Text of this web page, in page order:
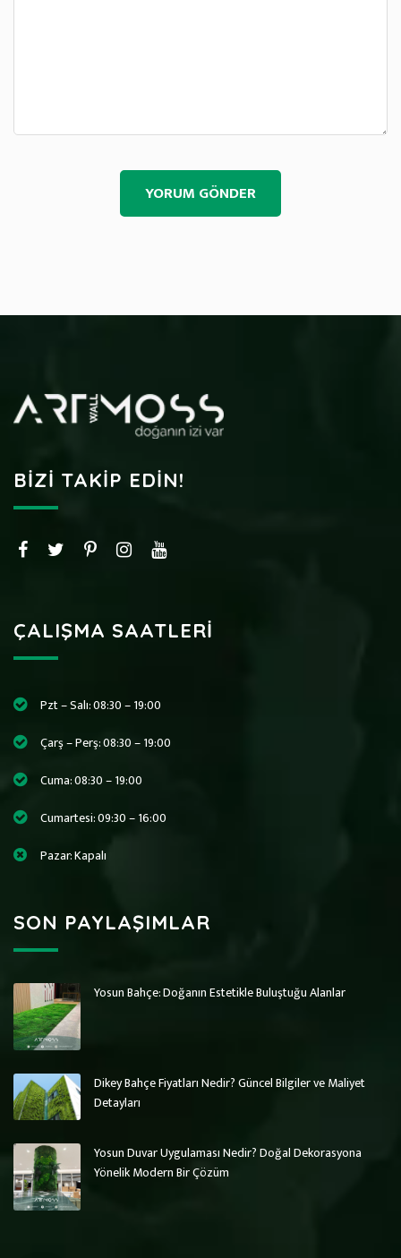
BIZI TAKIP EDIN!
ÇALIŞMA SAATLERI
Pzt – Salı: 08:30 – 19:00
Çarş – Perş: 08:30 – 19:00
Cuma: 08:30 – 19:00
Cumartesi: 09:30 – 16:00
Pazar: Kapalı
SON PAYLAŞIMLAR
Yosun Bahçe: Doğanın Estetikle Buluştuğu Alanlar
Dikey Bahçe Fiyatları Nedir? Güncel Bilgiler ve Maliyet
Detayları
Yosun Duvar Uygulaması Nedir? Doğal Dekorasyona
Yönelik Modern Bir Çözüm
Art Wall Moss
Art Wall Moss